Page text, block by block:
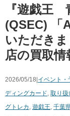
『遊戯王
(QSEC) 「
いただき
店の買取情
2026/05/18|イベント・
ディングカード 取り扱
グ トレカ 遊戯王 千葉